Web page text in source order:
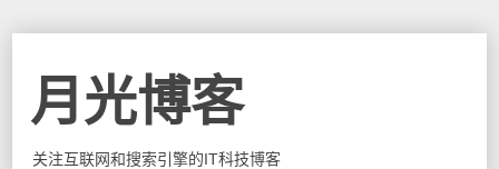
月光博客
关注互联网和搜索引擎的IT科技博客